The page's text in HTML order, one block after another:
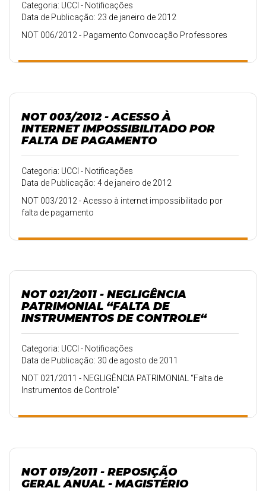
Categoria: UCCI - Notificações
Data de Publicação: 23 de janeiro de 2012
NOT 006/2012 - Pagamento Convocação Professores
NOT 003/2012 - ACESSO À
INTERNET IMPOSSIBILITADO POR
FALTA DE PAGAMENTO
Categoria: UCCI - Notificações
Data de Publicação: 4 de janeiro de 2012
NOT 003/2012 - Acesso à internet impossibilitado por
falta de pagamento
NOT 021/2011 - NEGLIGÊNCIA
PATRIMONIAL “FALTA DE
INSTRUMENTOS DE CONTROLE“
Categoria: UCCI - Notificações
Data de Publicação: 30 de agosto de 2011
NOT 021/2011 - NEGLIGÊNCIA PATRIMONIAL “Falta de
Instrumentos de Controle“
NOT 019/2011 - REPOSIÇÃO
GERAL ANUAL - MAGISTÉRIO